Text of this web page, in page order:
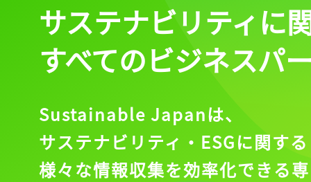
サステナビリティに
すべてのビジネスパ
Sustainable Japanは、
サステナビリティ・ESGに関する
様々な情報収集を効率化できる